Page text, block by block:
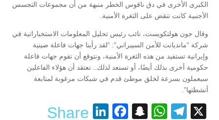
الكبرى الأخرى في دق ناقوس الخطر منبهة من أن مجموعات التجسس
الأجنبية كانت تنقض على الثغرة الأمنية.
وقال جون هولتكويست، نائب رئيس تحليل المعلومات الاستخباراتية في
شركة “مانديانت للأمن السيبراني”: “لقد رأينا جهات فاعلة صينية
وإيرانية تستفيد من هذه الثغرة الأمنية، ونتوقع أن تقوم جهات فاعلة
حكومية أخرى بذلك أيضًا، أو تستعد لذلك.. نعتقد أن هؤلاء الفاعلين
سيعملون بسرعة لخلق موطئ قدم في شبكات مرغوبة لمتابعة
أنشطتها”.
X
Telegram
WhatsApp
Snapchat
Facebook
LinkedIn
Share